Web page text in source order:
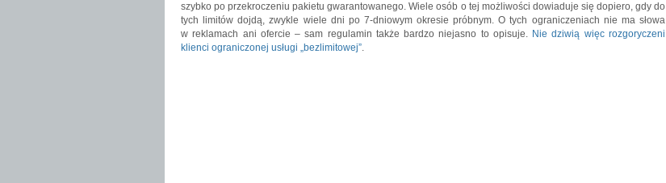
szybko po przekroczeniu pakietu gwarantowanego. Wiele osób o tej możliwości dowiaduje się dopiero, gdy do
tych limitów dojdą, zwykle wiele dni po 7-dniowym okresie próbnym. O tych ograniczeniach nie ma słowa
w reklamach ani ofercie – sam regulamin także bardzo niejasno to opisuje. Nie dziwią więc rozgoryczeni
klienci ograniczonej usługi „bezlimitowej”.